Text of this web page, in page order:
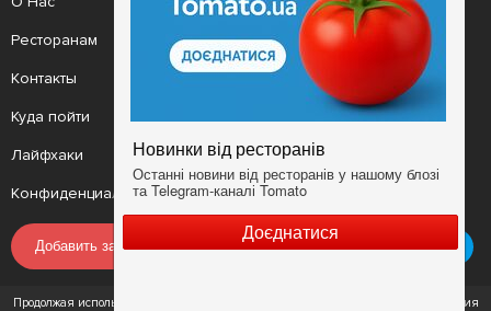
Ресторанам
Контакты
Куда пойти
Лайфхаки
Конфиденциальность
Новости
Анонсы
Мобильное приложение
Условия
Добавить заведение
Продолжая использовать наш сайт, вы соглашаетесь с Условиями использования